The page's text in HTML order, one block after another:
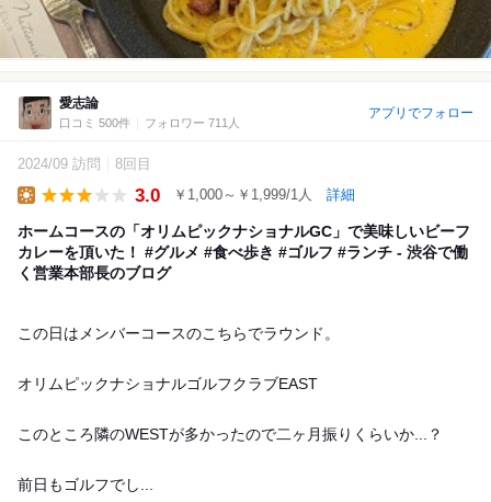
愛志論
口コミ 500件 フォロワー 711人
アプリでフォロー
2024/09 訪問 8回目
3.0 ￥1,000～￥1,999/1人 詳細
ホームコースの「オリムピックナショナルGC」で美味しいビーフ
カレーを頂いた！ #グルメ #食べ歩き #ゴルフ #ランチ - 渋谷で働
く営業本部長のブログ
この日はメンバーコースのこちらでラウンド。
オリムピックナショナルゴルフクラブEAST
このところ隣のWESTが多かったので二ヶ月振りくらいか...？
前日もゴルフでし...